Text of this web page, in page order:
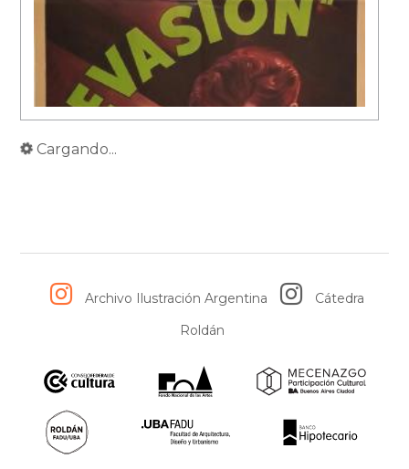
Cargando...
Archivo Ilustración Argentina
Cátedra
Roldán